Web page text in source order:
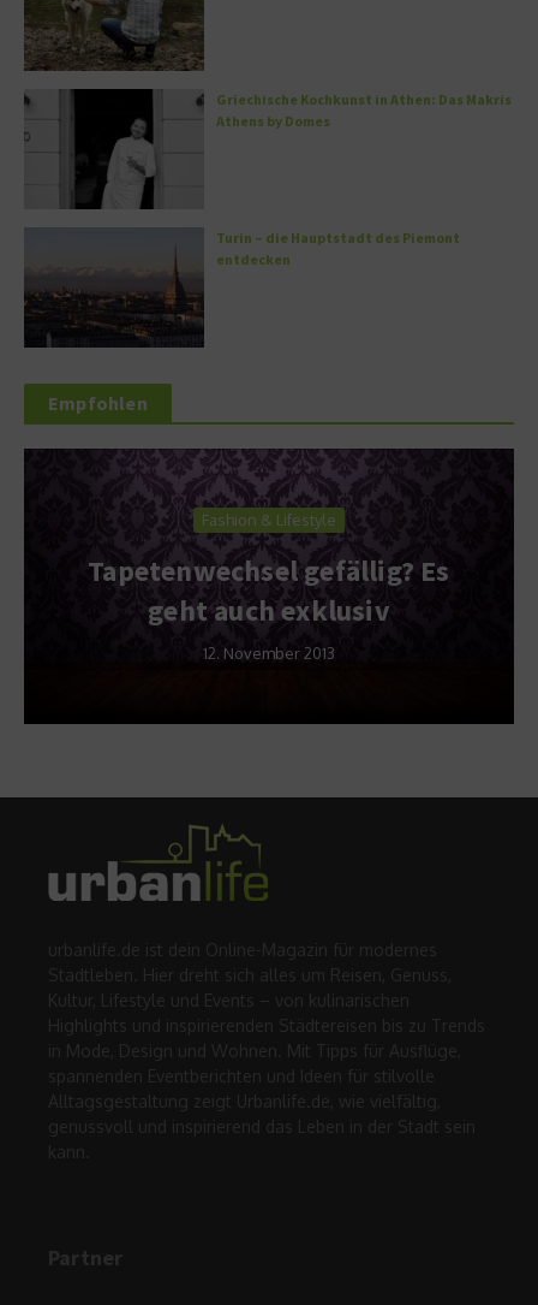
Griechische Kochkunst in Athen: Das Makris
Athens by Domes
Turin – die Hauptstadt des Piemont
entdecken
Empfohlen
Fashion & Lifestyle
Tapetenwechsel gefällig? Es
geht auch exklusiv
12. November 2013
urbanlife.de ist dein Online-Magazin für modernes
Stadtleben. Hier dreht sich alles um Reisen, Genuss,
Kultur, Lifestyle und Events – von kulinarischen
Highlights und inspirierenden Städtereisen bis zu Trends
in Mode, Design und Wohnen. Mit Tipps für Ausflüge,
spannenden Eventberichten und Ideen für stilvolle
Alltagsgestaltung zeigt Urbanlife.de, wie vielfältig,
genussvoll und inspirierend das Leben in der Stadt sein
kann.
Partner